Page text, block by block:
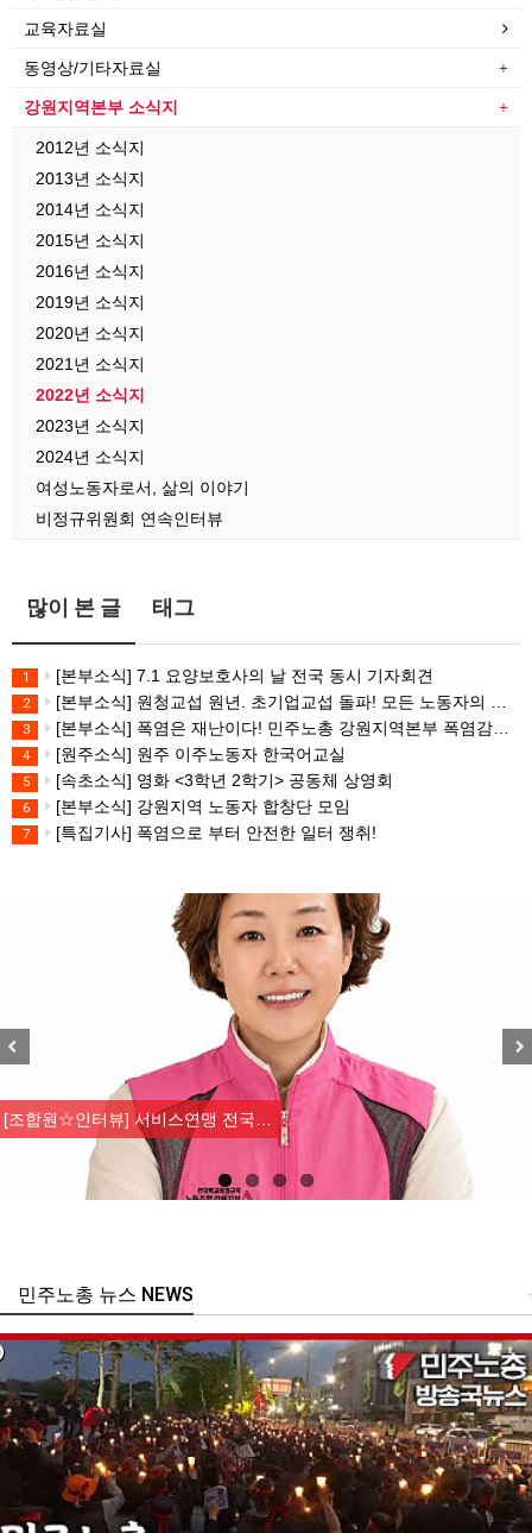
교육자료실
동영상/기타자료실
강원지역본부 소식지
2012년 소식지
2013년 소식지
2014년 소식지
2015년 소식지
2016년 소식지
2019년 소식지
2020년 소식지
2021년 소식지
2022년 소식지
2023년 소식지
2024년 소식지
여성노동자로서, 삶의 이야기
비정규위원회 연속인터뷰
많이 본 글 태그
1 [본부소식] 7.1 요양보호사의 날 전국 동시 기자회견
2 [본부소식] 원청교섭 원년. 초기업교섭 돌파! 모든 노동자의 노동기본권 쟁취! 민주노총 7.15 총파업대회
3 [본부소식] 폭염은 재난이다! 민주노총 강원지역본부 폭염감시단 선포 기자회견
4 [원주소식] 원주 이주노동자 한국어교실
5 [속초소식] 영화 <3학년 2학기> 공동체 상영회
6 [본부소식] 강원지역 노동자 합창단 모임
7 [특집기사] 폭염으로 부터 안전한 일터 쟁취!
[강릉,속초,원주,춘천] 폭염감시…
주노총 뉴스 NEWS